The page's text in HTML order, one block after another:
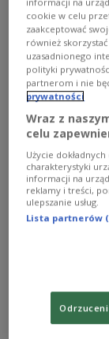
Zobacz więcej
Kazik Staszewski
Muniek
Cieszanów
Zobacz więcej na
cookie w celu
zaakceptować
również
uzasadnionego
polityki
partnerom i nie
prywatności
Wraz z
celu
Użycie
charakterystyki
informacji na
reklamy i treści,
ulepszanie usług.
Lista partnerów